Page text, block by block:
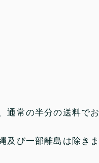
通常の半分の送料でお
及び一部離島は除きま